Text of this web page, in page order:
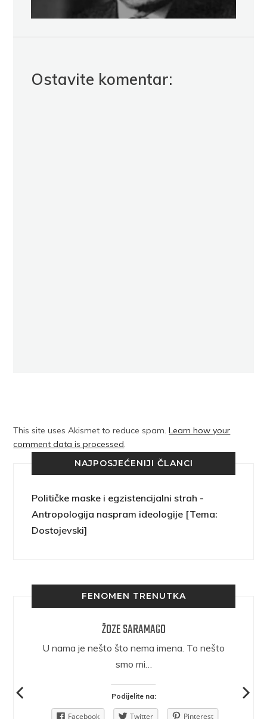
Ostavite komentar:
This site uses Akismet to reduce spam.Learn how your
comment data is processed.
NAJPOSJEĆENIJI ČLANCI
Političke maske i egzistencijalni strah -
Antropologija naspram ideologije [Tema:
Dostojevski]
FENOMEN TRENUTKA
ŽOZE SARAMAGO
U nama je nešto što nema imena. To nešto
smo mi…
Podijelite na:
Facebook Twitter
Pinterest